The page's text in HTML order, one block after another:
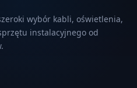
wybór kabli, oświetlenia,
instalacyjnego od